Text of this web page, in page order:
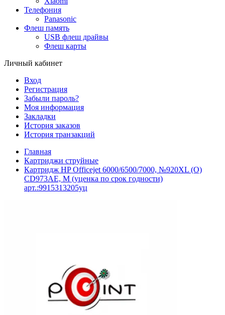
Телефония
Panasonic
Флеш память
USB флеш драйвы
Флеш карты
Личный кабинет
Вход
Регистрация
Забыли пароль?
Моя информация
Закладки
История заказов
История транзакций
Главная
Картриджи струйные
Картридж HP Officejet 6000/6500/7000, №920XL (O)
CD973AE, M (уценка по срок годности)
арт.:9915313205уц